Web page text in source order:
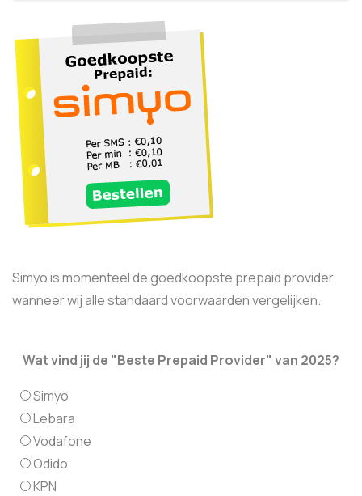
Simyo is momenteel de goedkoopste prepaid provider
wanneer wij alle standaard voorwaarden vergelijken.
Wat vind jij de "Beste Prepaid Provider" van 2025?
Simyo
Lebara
Vodafone
Odido
KPN